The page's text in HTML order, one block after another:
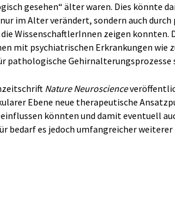
gesehen“ älter waren. Dies könnte
im Alter verändert, sondern auch
WissenschaftlerInnen zeigen konnten.
mit psychiatrischen Erkrankungen wie
pathologische Gehirnalterungsprozesse
Nature Neuroscience
Ebene neue therapeutische
könnten und damit eventuell
bedarf es jedoch umfangreicher weiterer